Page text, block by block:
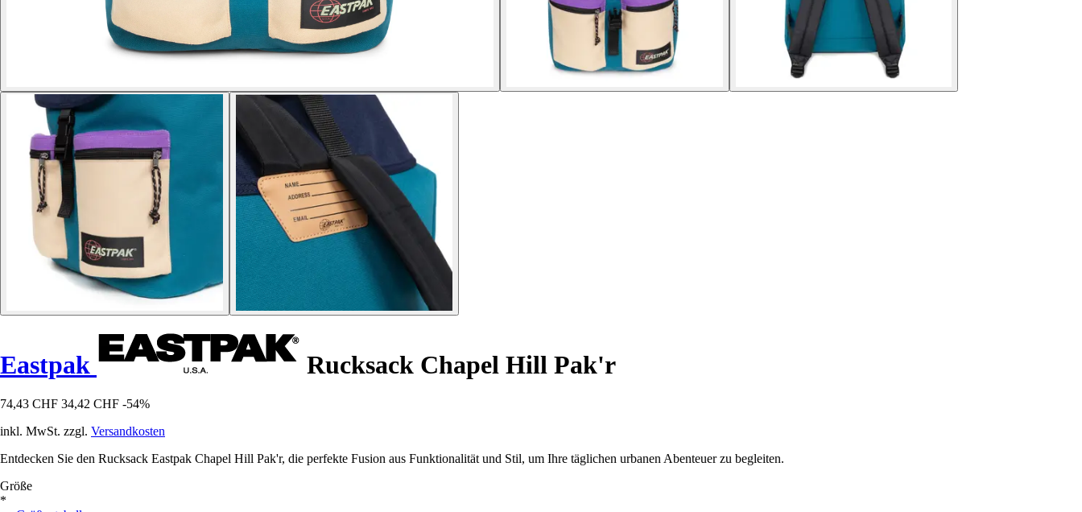
Eastpak Rucksack Chapel Hill Pak'r
74,43 CHF 34,42 CHF -54%
inkl. MwSt. zzgl. Versandkosten
Entdecken Sie den Rucksack Eastpak Chapel Hill Pak'r, die perfekte Fusion aus Funktionalität und Stil, um Ihre täglichen urbanen Abenteuer zu begleiten.
Größe
*